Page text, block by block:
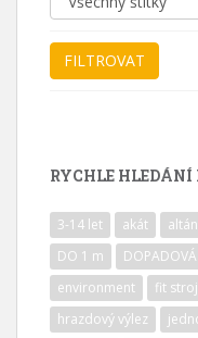
RYCHLE HLEDÁNÍ
3-14 let akát
DO 1 m
environment
fit
hrazdový výlez